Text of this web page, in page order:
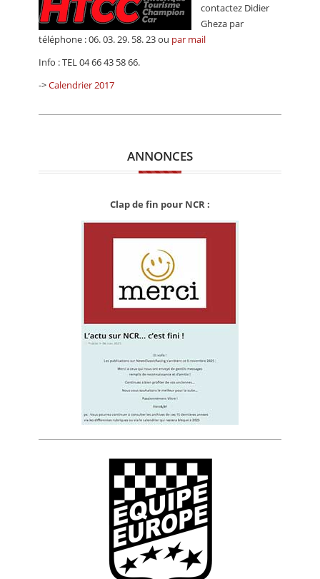
contactez Didier
Gheza par
téléphone : 06. 03. 29. 58. 23 ou par mail
Info : TEL 04 66 43 58 66.
->Calendrier 2017
ANNONCES
Clap de fin pour NCR :